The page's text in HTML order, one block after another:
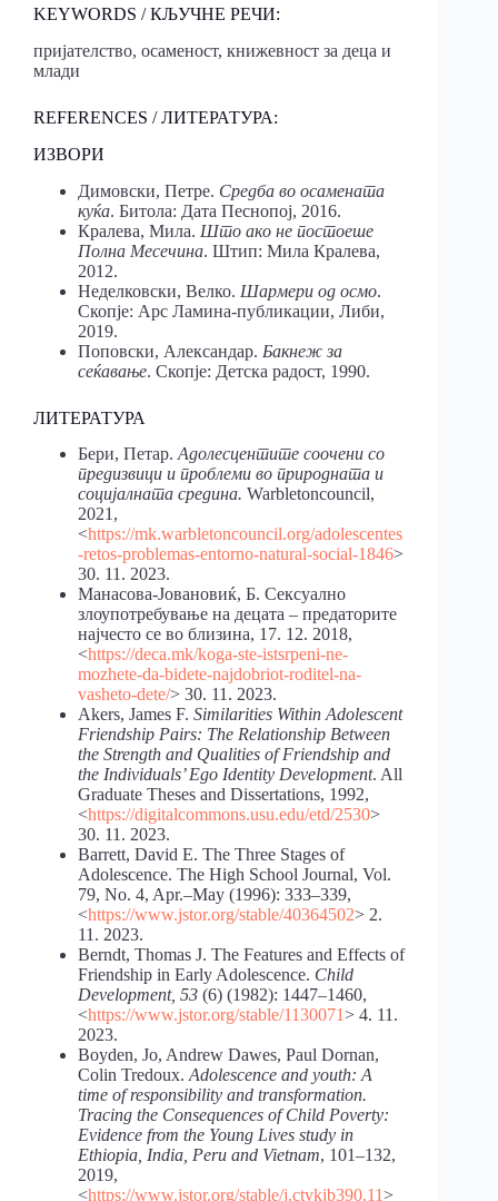
KEYWORDS / КЉУЧНЕ РЕЧИ:
пријателство, осаменост, книжевност за деца и
млади
REFERENCES / ЛИТЕРАТУРА:
ИЗВОРИ
Димовски, Петре. Средба во осамената
куќа. Битола: Дата Песнопој, 2016.
Кралева, Мила. Што ако не постоеше
Полна Месечина. Штип: Мила Кралева,
2012.
Неделковски, Велко. Шармери од осмо.
Скопје: Арс Ламина-публикации, Либи,
2019.
Поповски, Александар. Бакнеж за
сеќавање. Скопје: Детска радост, 1990.
ЛИТЕРАТУРА
Бери, Петар. Адолесцентите соочени со
предизвици и проблеми во природната и
социјалната средина. Warbletoncouncil,
2021,
<https://mk.warbletoncouncil.org/adolescentes
-retos-problemas-entorno-natural-social-1846>
30. 11. 2023.
Манасова-Јовановиќ, Б. Сексуално
злоупотребување на децата – предаторите
најчесто се во близина, 17. 12. 2018,
<https://deca.mk/koga-ste-istsrpeni-ne-
mozhete-da-bidete-najdobriot-roditel-na-
vasheto-dete/> 30. 11. 2023.
Akers, James F. Similarities Within Adolescent
Friendship Pairs: The Relationship Between
the Strength and Qualities of Friendship and
the Individuals’ Ego Identity Development. All
Graduate Theses and Dissertations, 1992,
<https://digitalcommons.usu.edu/etd/2530>
30. 11. 2023.
Barrett, David E. The Three Stages of
Adolescence. The High School Journal, Vol.
79, No. 4, Apr.–May (1996): 333–339,
<https://www.jstor.org/stable/40364502> 2.
11. 2023.
Berndt, Thomas J. The Features and Effects of
Friendship in Early Adolescence. Child
Development, 53 (6) (1982): 1447–1460,
<https://www.jstor.org/stable/1130071> 4. 11.
2023.
Boyden, Jo, Andrew Dawes, Paul Dornan,
Colin Tredoux. Adolescence and youth: A
time of responsibility and transformation.
Tracing the Consequences of Child Poverty:
Evidence from the Young Lives study in
Ethiopia, India, Peru and Vietnam, 101–132,
2019,
<https://www.jstor.org/stable/j.ctvkjb390.11>